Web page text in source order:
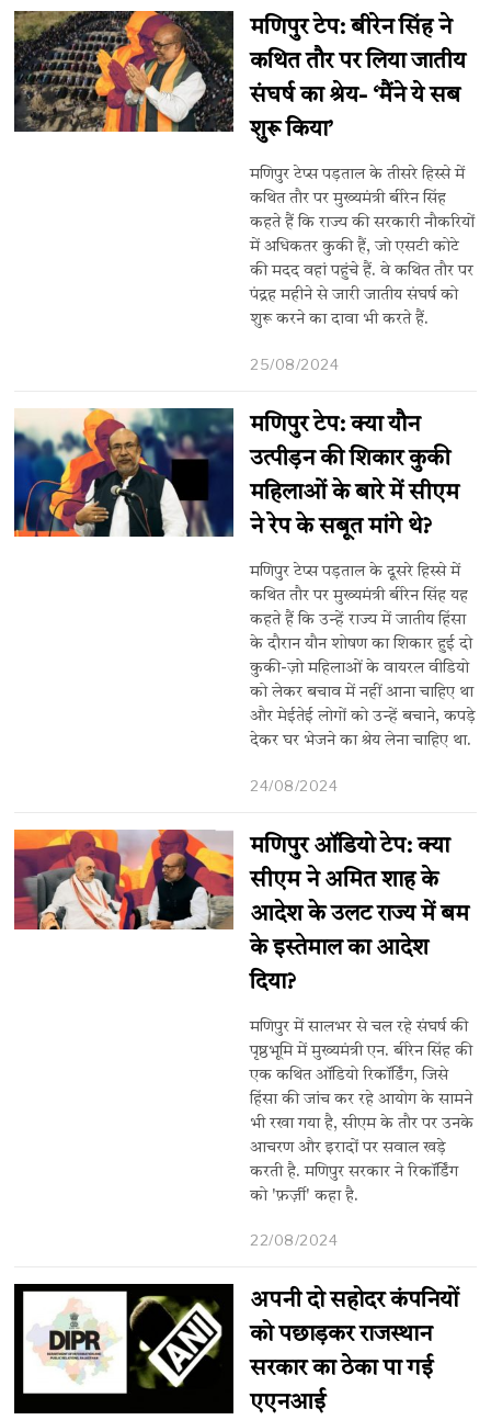
मणिपुर टेप: बीरेन सिंह ने
कथित तौर पर लिया जातीय
संघर्ष का श्रेय- ‘मैंने ये सब
शुरू किया’
मणिपुर टेप्स पड़ताल के तीसरे हिस्से में
कथित तौर पर मुख्यमंत्री बीरेन सिंह
कहते हैं कि राज्य की सरकारी नौकरियों
में अधिकतर कुकी हैं, जो एसटी कोटे
की मदद वहां पहुंचे हैं. वे कथित तौर पर
पंद्रह महीने से जारी जातीय संघर्ष को
शुरू करने का दावा भी करते हैं.
25/08/2024
मणिपुर टेप: क्या यौन
उत्पीड़न की शिकार कुकी
महिलाओं के बारे में सीएम
ने रेप के सबूत मांगे थे?
मणिपुर टेप्स पड़ताल के दूसरे हिस्से में
कथित तौर पर मुख्यमंत्री बीरेन सिंह यह
कहते हैं कि उन्हें राज्य में जातीय हिंसा
के दौरान यौन शोषण का शिकार हुई दो
कुकी-ज़ो महिलाओं के वायरल वीडियो
को लेकर बचाव में नहीं आना चाहिए था
और मेईतेई लोगों को उन्हें बचाने, कपड़े
देकर घर भेजने का श्रेय लेना चाहिए था.
24/08/2024
मणिपुर ऑडियो टेप: क्या
सीएम ने अमित शाह के
आदेश के उलट राज्य में बम
के इस्तेमाल का आदेश
दिया?
मणिपुर में सालभर से चल रहे संघर्ष की
पृष्ठभूमि में मुख्यमंत्री एन. बीरेन सिंह की
एक कथित ऑडियो रिकॉर्डिंग, जिसे
हिंसा की जांच कर रहे आयोग के सामने
भी रखा गया है, सीएम के तौर पर उनके
आचरण और इरादों पर सवाल खड़े
करती है. मणिपुर सरकार ने रिकॉर्डिंग
को 'फ़र्ज़ी' कहा है.
22/08/2024
अपनी दो सहोदर कंपनियों
को पछाड़कर राजस्थान
सरकार का ठेका पा गई
एएनआई